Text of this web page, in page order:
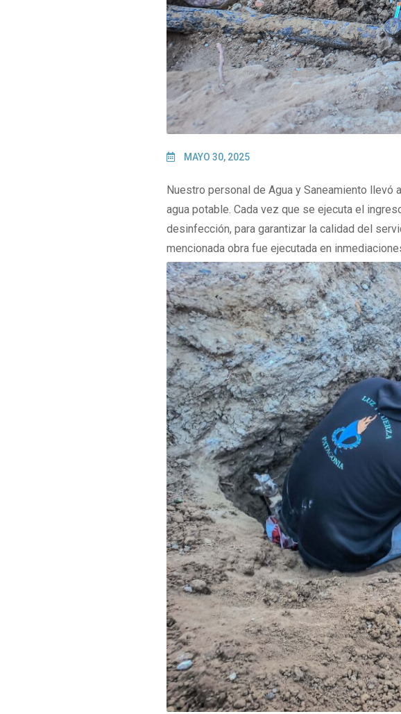
MAYO 30, 2025
Nuestro personal de Agua y Saneamiento
agua potable. Cada vez que se ejecuta el
desinfección, para garantizar la calidad del
mencionada obra fue ejecutada en